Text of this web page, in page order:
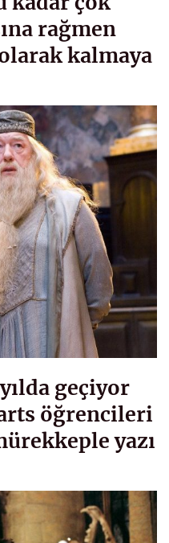
rağmen
kalmaya
geçiyor
öğrencileri
yazı